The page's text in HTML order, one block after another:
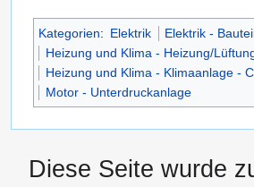
Kategorien: Elektrik
Elektrik -
Heizung und Klima - Heizung/
Heizung und Klima - Klimaanlage -
Motor - Unterdruckanlage
Diese Seite wurde